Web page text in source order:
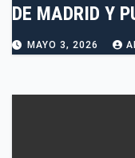
DE MADRID Y
MAYO 3, 2026